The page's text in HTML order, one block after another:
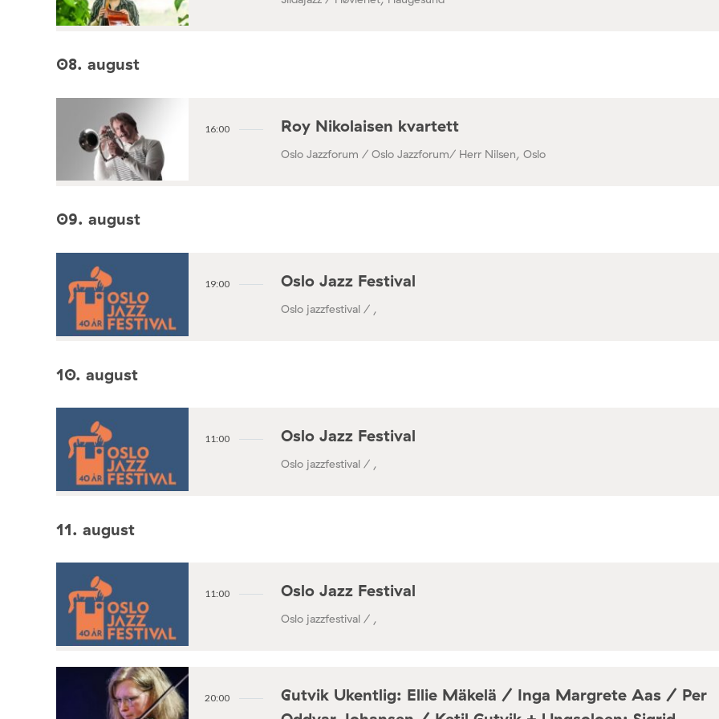
08. august
16:00 Roy Nikolaisen kvartett
Oslo Jazzforum / Oslo Jazzforum/ Herr Nilsen, Oslo
09. august
19:00 Oslo Jazz Festival
Oslo jazzfestival / ,
10. august
11:00 Oslo Jazz Festival
Oslo jazzfestival / ,
11. august
11:00 Oslo Jazz Festival
Oslo jazzfestival / ,
20:00
Gutvik Ukentlig: Ellie Mäkelä / Inga Margrete Aas / Per